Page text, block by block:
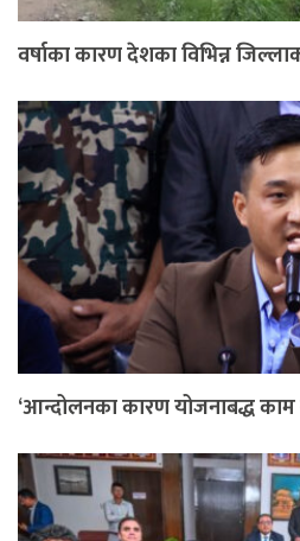
वर्षाका कारण देशका विभिन्न
‘आन्दोलनका कारण योजनाबद्ध काम